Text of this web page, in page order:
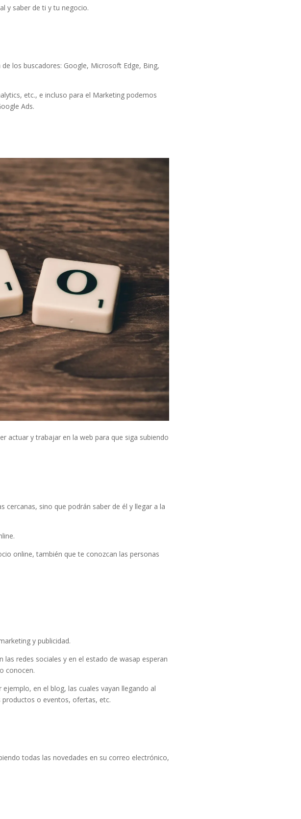
y saber de ti y tu negocio.
los buscadores: Google, Microsoft Edge, Bing,
etc., e incluso para el Marketing podemos
Ads.
actuar y trabajar en la web para que siga subiendo
sino que podrán saber de él y llegar a la
online, también que te conozcan las personas
y publicidad.
redes sociales y en el estado de wasap esperan
conocen.
en el blog, las cuales vayan llegando al
productos o eventos, ofertas, etc.
todas las novedades en su correo electrónico,